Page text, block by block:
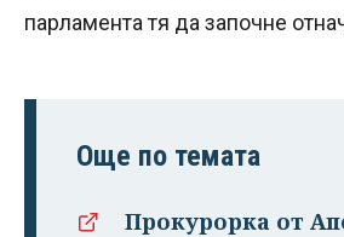
парламента тя да започне
Още по темата
Прокурорка от